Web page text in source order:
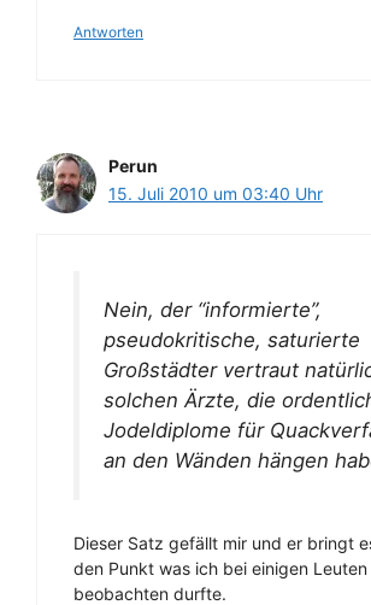
Antworten
Perun
15. Juli 2010 um 03:40 Uhr
Nein, der “informierte”,
pseudokritische, saturierte
Großstädter vertraut
solchen Ärzte, die
Jodeldiplome für
an den Wänden hängen
Dieser Satz gefällt mir und er bringt
den Punkt was ich bei einigen Leuten
beobachten durfte.